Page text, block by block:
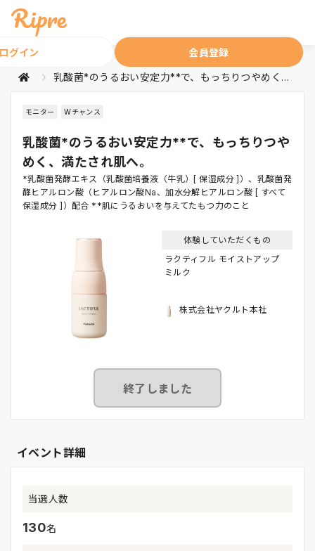
グイン 会員登録
乳酸菌*のうるおい安定力**で、もっちりつやめく、満たされ肌へ。
モニター Wチャンス
乳酸菌*のうるおい安定力**で、もっちりつや
めく、満たされ肌へ。
*乳酸菌発酵エキス（乳酸菌培養液（牛乳）[ 保湿成分 ]）、乳酸菌発
酵ヒアルロン酸（ヒアルロン酸Na、加水分解ヒアルロン酸 [ すべて
保湿成分 ]）配合 **肌にうるおいを与えてたもつ力のこと
体験していただくもの
ラクティフル モイストアップ
ミルク
株式会社ヤクルト本社
終了しました
イベント詳細
当選人数
130名